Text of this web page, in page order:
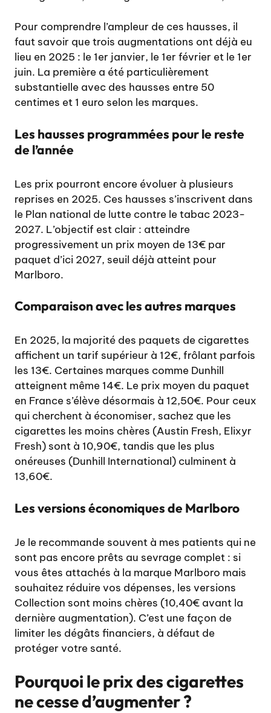
Pour comprendre l’ampleur de ces hausses, il
faut savoir que trois augmentations ont déjà eu
lieu en 2025 : le 1er janvier, le 1er février et le 1er
juin. La première a été particulièrement
substantielle avec des hausses entre 50
centimes et 1 euro selon les marques.
Les hausses programmées pour le reste
de l’année
Les prix pourront encore évoluer à plusieurs
reprises en 2025. Ces hausses s’inscrivent dans
le Plan national de lutte contre le tabac 2023-
2027. L’objectif est clair : atteindre
progressivement un prix moyen de 13€ par
paquet d’ici 2027, seuil déjà atteint pour
Marlboro.
Comparaison avec les autres marques
En 2025, la majorité des paquets de cigarettes
affichent un tarif supérieur à 12€, frôlant parfois
les 13€. Certaines marques comme Dunhill
atteignent même 14€. Le prix moyen du paquet
en France s’élève désormais à 12,50€. Pour ceux
qui cherchent à économiser, sachez que les
cigarettes les moins chères (Austin Fresh, Elixyr
Fresh) sont à 10,90€, tandis que les plus
onéreuses (Dunhill International) culminent à
13,60€.
Les versions économiques de Marlboro
Je le recommande souvent à mes patients qui ne
sont pas encore prêts au sevrage complet : si
vous êtes attachés à la marque Marlboro mais
souhaitez réduire vos dépenses, les versions
Collection sont moins chères (10,40€ avant la
dernière augmentation). C’est une façon de
limiter les dégâts financiers, à défaut de
protéger votre santé.
Pourquoi le prix des cigarettes
ne cesse d’augmenter ?